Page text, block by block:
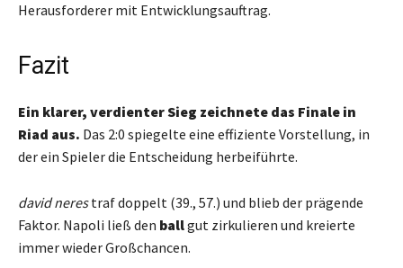
Herausforderer mit Entwicklungsauftrag.
Fazit
Ein klarer, verdienter Sieg zeichnete das Finale in
Riad aus. Das 2:0 spiegelte eine effiziente Vorstellung, in
der ein Spieler die Entscheidung herbeiführte.
david nerestraf doppelt (39., 57.) und blieb der prägende
Faktor. Napoli ließ den ballgut zirkulieren und kreierte
immer wieder Großchancen.